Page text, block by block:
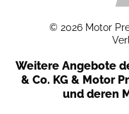
© 2026 Motor
Weitere Angebote
& Co. KG & Motor
und deren